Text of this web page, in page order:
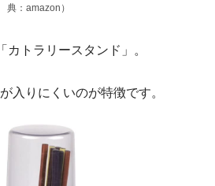
典：amazon）
カトラリースタンド」。
入りにくいのが特徴です。